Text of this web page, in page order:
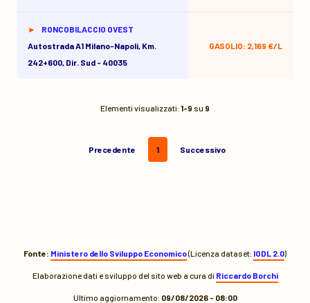
RONCOBILACCIO OVEST
Autostrada A1 Milano-Napoli, Km.
242+600, Dir. Sud - 40035
GASOLIO: 2,169 €/L
Elementi visualizzati: 1-9 su 9
Precedente 1 Successivo
Fonte: Ministero dello Sviluppo Economico(Licenza dataset: IODL 2.0)
Elaborazione dati e sviluppo del sito web a cura di Riccardo Borchi
Ultimo aggiornamento: 09/08/2026 - 08:00